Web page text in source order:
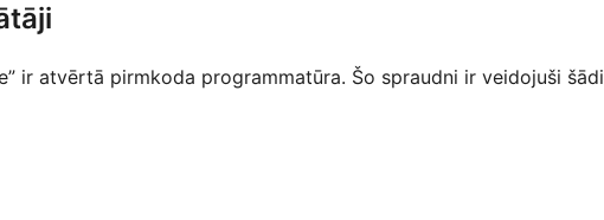
ir atvērtā pirmkoda programmatūra. Šo spraudni ir veidojuši šādi